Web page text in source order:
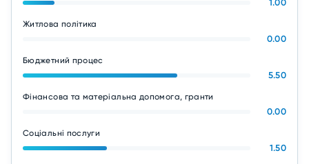
1.00
Житлова політика
0.00
Бюджетний процес
5.50
Фінансова та матеріальна допомога, гранти
0.00
Соціальні послуги
1.50